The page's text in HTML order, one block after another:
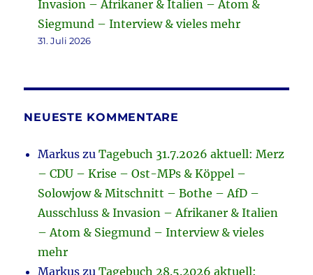
Invasion – Afrikaner & Italien – Atom &
Siegmund – Interview & vieles mehr
31. Juli 2026
NEUESTE KOMMENTARE
Markus zuTagebuch 31.7.2026 aktuell: Merz
– CDU – Krise – Ost-MPs & Köppel –
Solowjow & Mitschnitt – Bothe – AfD –
Ausschluss & Invasion – Afrikaner & Italien
– Atom & Siegmund – Interview & vieles
mehr
Markus zuTagebuch 28.5.2026 aktuell: